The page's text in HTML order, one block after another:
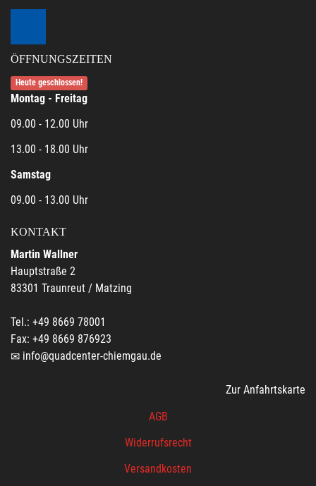
ÖFFNUNGSZEITEN
Heute geschlossen!
Montag - Freitag
09.00 - 12.00 Uhr
13.00 - 18.00 Uhr
Samstag
09.00 - 13.00 Uhr
KONTAKT
Martin Wallner
Hauptstraße 2
83301 Traunreut / Matzing
Tel.: +49 8669 78001
Fax: +49 8669 876923
info@quadcenter-chiemgau.de
Zur Anfahrtskarte
AGB
Widerrufsrecht
Versandkosten